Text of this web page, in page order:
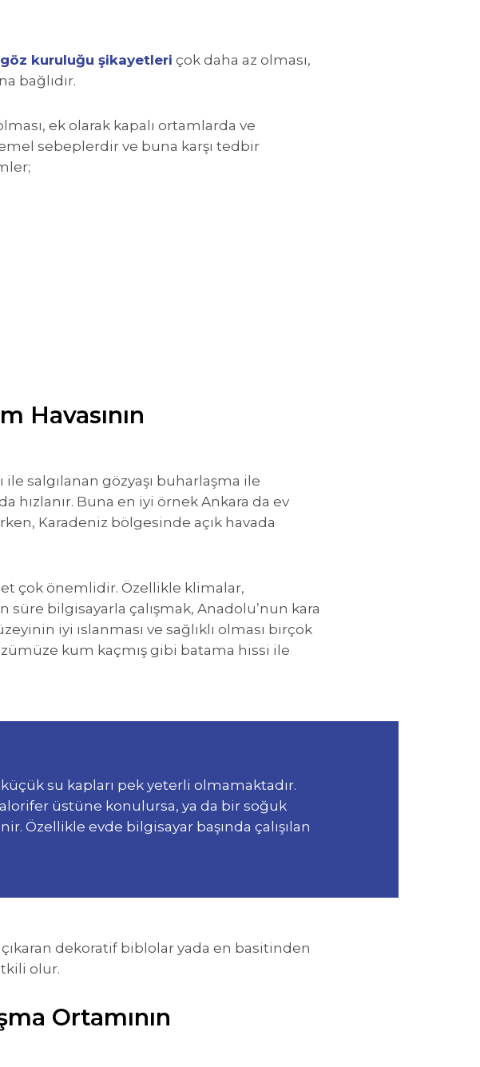
göz kuruluğu şikayetleri çok daha az olması,
bağlıdır.
ek olarak kapalı ortamlarda ve
sebeplerdir ve buna karşı tedbir
Havasının
salgılanan gözyaşı buharlaşma ile
Buna en iyi örnek Ankara da ev
Karadeniz bölgesinde açık havada
çok önemlidir. Özellikle klimalar,
süre bilgisayarla çalışmak, Anadolu’nun kara
iyi ıslanması ve sağlıklı olması birçok
kum kaçmış gibi batama hissi ile
su kapları pek yeterli olmamaktadır.
üstüne konulursa, ya da bir soğuk
Özellikle evde bilgisayar başında çalışılan
dekoratif biblolar yada en basitinden
olur.
Ortamının